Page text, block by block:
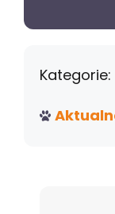
Kategorie: